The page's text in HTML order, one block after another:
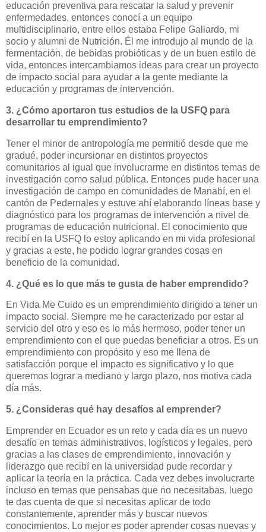
educación preventiva para rescatar la salud y prevenir
enfermedades, entonces conocí a un equipo
multidisciplinario, entre ellos estaba Felipe Gallardo, mi
socio y alumni de Nutrición. Él me introdujo al mundo de la
fermentación, de bebidas probióticas y de un buen estilo de
vida, entonces intercambiamos ideas para crear un proyecto
de impacto social para ayudar a la gente mediante la
educación y programas de intervención.
3. ¿Cómo aportaron tus estudios de la USFQ para
desarrollar tu emprendimiento?
Tener el minor de antropología me permitió desde que me
gradué, poder incursionar en distintos proyectos
comunitarios al igual que involucrarme en distintos temas de
investigación como salud pública. Entonces pude hacer una
investigación de campo en comunidades de Manabí, en el
cantón de Pedernales y estuve ahí elaborando líneas base y
diagnóstico para los programas de intervención a nivel de
programas de educación nutricional. El conocimiento que
recibí en la USFQ lo estoy aplicando en mi vida profesional
y gracias a este, he podido lograr grandes cosas en
beneficio de la comunidad.
4. ¿Qué es lo que más te gusta de haber emprendido?
En Vida Me Cuido es un emprendimiento dirigido a tener un
impacto social. Siempre me he caracterizado por estar al
servicio del otro y eso es lo más hermoso, poder tener un
emprendimiento con el que puedas beneficiar a otros. Es un
emprendimiento con propósito y eso me llena de
satisfacción porque el impacto es significativo y lo que
queremos lograr a mediano y largo plazo, nos motiva cada
día más.
5. ¿Consideras qué hay desafíos al emprender?
Emprender en Ecuador es un reto y cada día es un nuevo
desafío en temas administrativos, logísticos y legales, pero
gracias a las clases de emprendimiento, innovación y
liderazgo que recibí en la universidad pude recordar y
aplicar la teoría en la práctica. Cada vez debes involucrarte
incluso en temas que pensabas que no necesitabas, luego
te das cuenta de que si necesitas aplicar de todo
constantemente, aprender más y buscar nuevos
conocimientos. Lo mejor es poder aprender cosas nuevas y